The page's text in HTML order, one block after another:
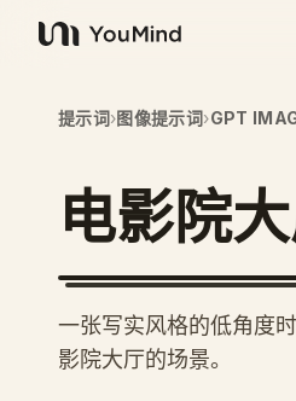
YouMind
提示词›图像提示词›GPT
电影院
一张写实风格的低角度
影院大厅的场景。